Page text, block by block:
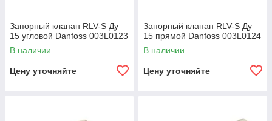
Запорный клапан RLV-S Ду
15 угловой Danfoss 003L0123
В наличии
Цену уточняйте
Запорный клапан RLV-S Ду
15 прямой Danfoss 003L0124
В наличии
Цену уточняйте